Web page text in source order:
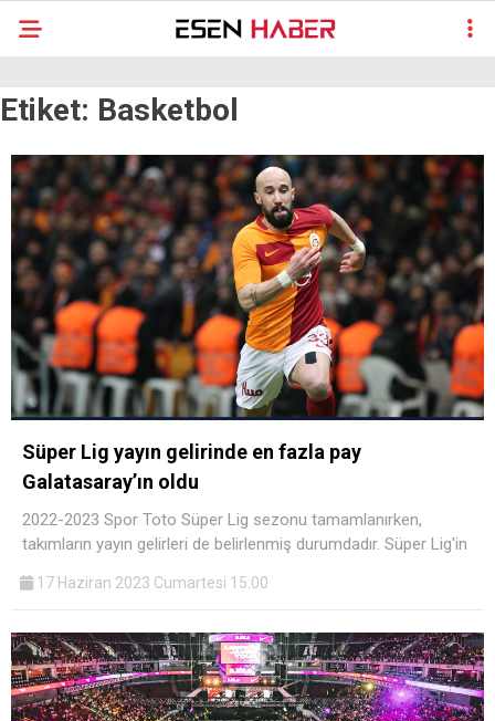
Etiket: Basketbol
Süper Lig yayın gelirinde en fazla pay
Galatasaray’ın oldu
2022-2023 Spor Toto Süper Lig sezonu tamamlanırken,
takımların yayın gelirleri de belirlenmiş durumdadır. Süper Lig'in
17 Haziran 2023 Cumartesi 15:00